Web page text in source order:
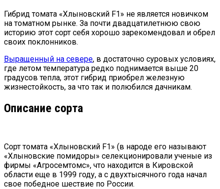
Гибрид томата «Хлыновский F1» не является новичком
на томатном рынке. За почти двадцатилетнюю свою
историю этот сорт себя хорошо зарекомендовал и обрел
своих поклонников.
Выращенный на севере, в достаточно суровых условиях,
где летом температура редко поднимается выше 20
градусов тепла, этот гибрид приобрел железную
жизнестойкость, за что так и полюбился дачникам.
Описание сорта
Сорт томата «Хлыновский F1» (в народе его называют
«Хлыновские помидоры» селекционировали ученые из
фирмы «Агросемтомс», что находится в Кировской
области еще в 1999 году, а с двухтысячного года начал
свое победное шествие по России.